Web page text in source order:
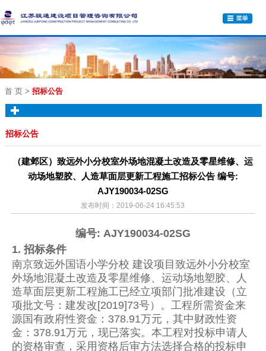
首 页 > 招标公告
招标公告
（建邺区）致远外小分校室外场地混凝土改造及零星维修、运
动场地塑胶、人造草面层更新工程施工招标公告 编号:
AJY190034-02SG
发布时间：2019-06-24 16:45:53
编号: AJY190034-02SG
1. 招标条件
南京致远外国语小学分校 建设项目致远外小分校室
外场地混凝土改造及零星维修、运动场地塑胶、人
造草面层更新工程施工已经立项部门批准建设（立
项批文号：建发改[2019]73号）。工程所需资金来
源国有政府性资金：378.91万元，其中财政性资
金：378.91万元，现已落实。本工程对投标申请人
的资格审查，采用资格后审方法选择合格的投标申